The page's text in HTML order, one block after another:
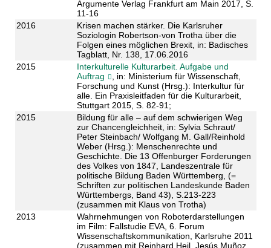
Argumente Verlag Frankfurt am Main 2017, S.
11-16
2016
Krisen machen stärker. Die Karlsruher
Soziologin Robertson-von Trotha über die
Folgen eines möglichen Brexit, in: Badisches
Tagblatt, Nr. 138, 17.06.2016
2015
Interkulturelle Kulturarbeit. Aufgabe und
Auftrag
, in: Ministerium für Wissenschaft,
Forschung und Kunst (Hrsg.): Interkultur für
alle. Ein Praxisleitfaden für die Kulturarbeit,
Stuttgart 2015, S. 82-91;
2015
Bildung für alle – auf dem schwierigen Weg
zur Chancengleichheit, in: Sylvia Schraut/
Peter Steinbach/ Wolfgang M. Gall/Reinhold
Weber (Hrsg.): Menschenrechte und
Geschichte. Die 13 Offenburger Forderungen
des Volkes von 1847, Landeszentrale für
politische Bildung Baden Württemberg, (=
Schriften zur politischen Landeskunde Baden
Württembergs, Band 43), S.213-223
(zusammen mit Klaus von Trotha)
2013
Wahrnehmungen von Roboterdarstellungen
im Film: Fallstudie EVA, 6. Forum
Wissenschaftskommunikation, Karlsruhe 2011
(zusammen mit Reinhard Heil, Jesús Muñoz